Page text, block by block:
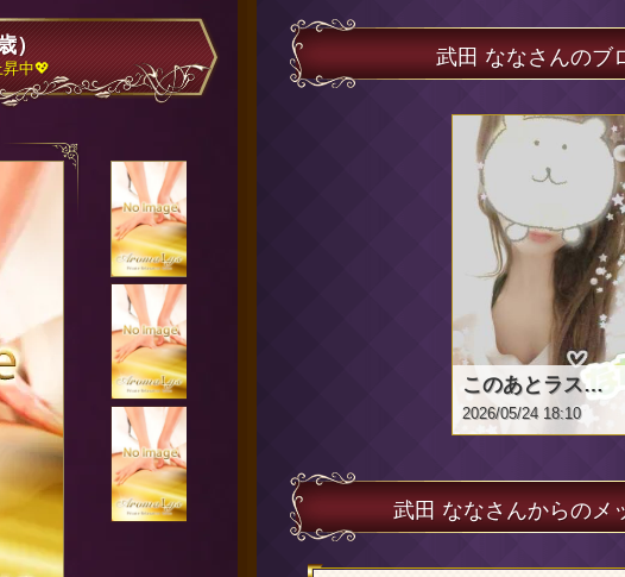
）
中💖 武田 ななさんのブ
このあとラストまで♡
2026/05/24 18:10
武田 ななさんからのメ